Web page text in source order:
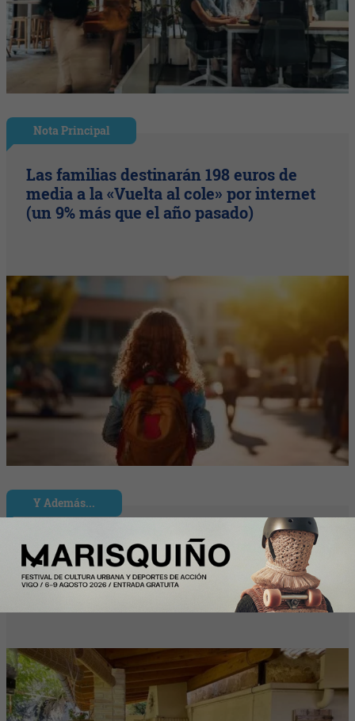
Nota Principal
Las familias destinarán 198 euros de
media a la «Vuelta al cole» por internet
(un 9% más que el año pasado)
Y Además...
Más de la mitad de los intercambios de
casas con HomeExchange este verano
en España son domésticos